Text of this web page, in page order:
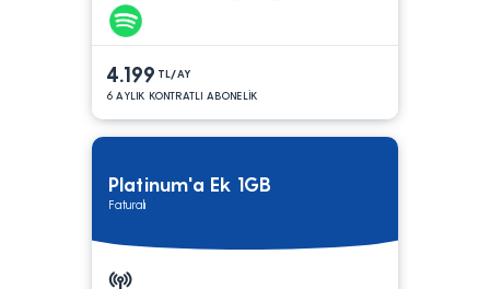
4.199 TL/AY
6 AYLIK KONTRATLI ABONELİK
Platinum'a Ek 1GB
Faturalı